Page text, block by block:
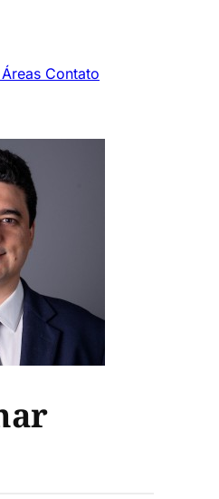
Áreas Contato